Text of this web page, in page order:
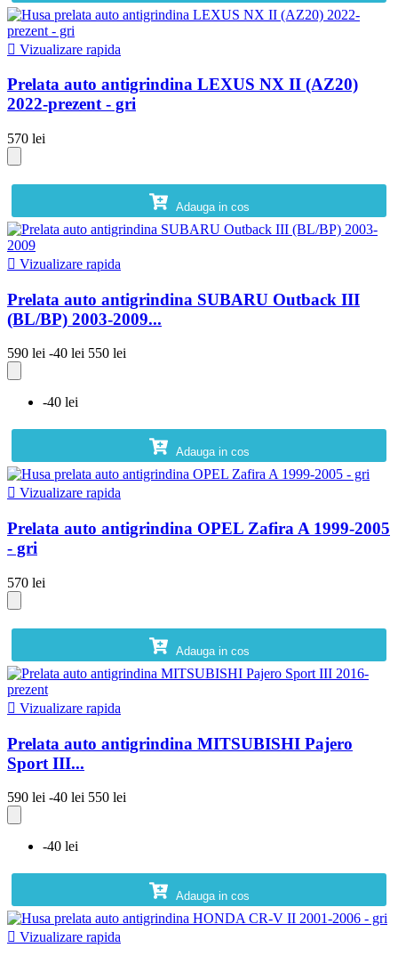
 Vizualizare rapida
Prelata auto antigrindina LEXUS NX II (AZ20)
2022-prezent - gri
570 lei
Adauga in cos
 Vizualizare rapida
Prelata auto antigrindina SUBARU Outback III
(BL/BP) 2003-2009...
590 lei -40 lei 550 lei
-40 lei
Adauga in cos
 Vizualizare rapida
Prelata auto antigrindina OPEL Zafira A 1999-2005
- gri
570 lei
Adauga in cos
 Vizualizare rapida
Prelata auto antigrindina MITSUBISHI Pajero
Sport III...
590 lei -40 lei 550 lei
-40 lei
Adauga in cos
 Vizualizare rapida